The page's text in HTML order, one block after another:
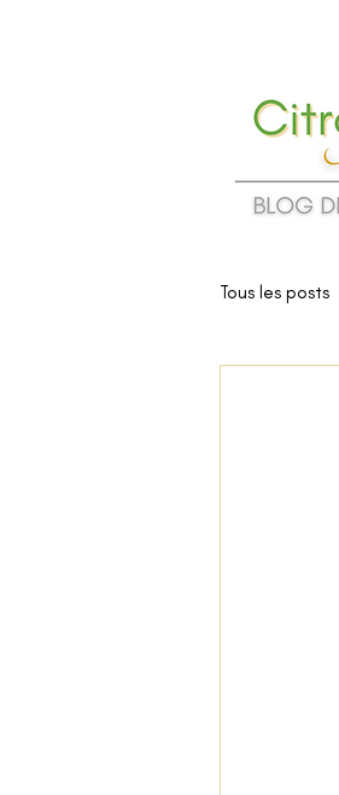
Tous les posts
Cuisine